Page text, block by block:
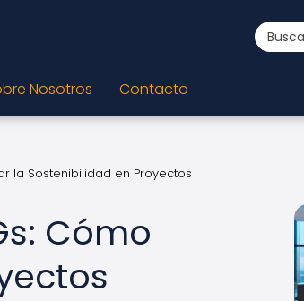
Nosotros Contacto
la Sostenibilidad en Proyectos
Cómo